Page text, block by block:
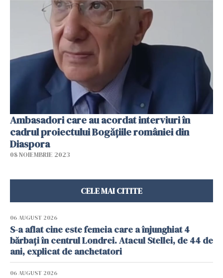
Ambasadori care au acordat interviuri în
cadrul proiectului Bogățiile româniei din
Diaspora
08 NOIEMBRIE 2023
CELE MAI CITITE
06 AUGUST 2026
S-a aflat cine este femeia care a înjunghiat 4
bărbați în centrul Londrei. Atacul Stellei, de 44 de
ani, explicat de anchetatori
06 AUGUST 2026